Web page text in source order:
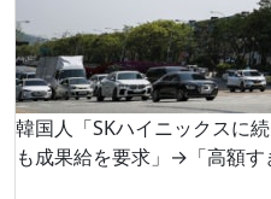
韓国人「SKハイニックスに
も成果給を要求」→「高額